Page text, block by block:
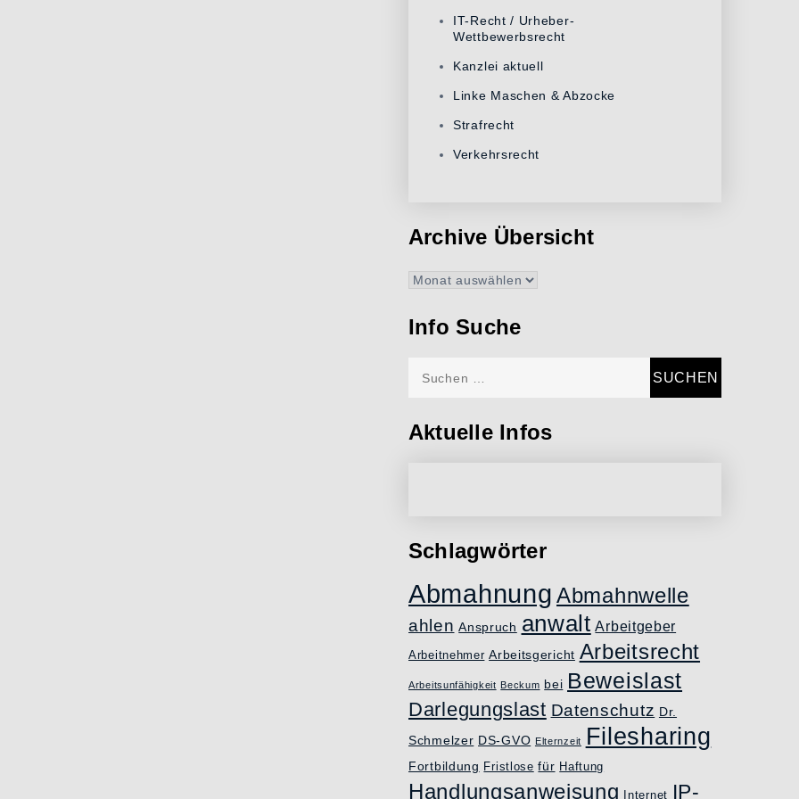
IT-Recht / Urheber-
Wettbewerbsrecht
Kanzlei aktuell
Linke Maschen & Abzocke
Strafrecht
Verkehrsrecht
Archive Übersicht
Archive
Info Suche
Aktuelle Infos
Schlagwörter
Abmahnung Abmahnwelle
ahlen Anspruch anwalt Arbeitgeber
Arbeitnehmer Arbeitsgericht Arbeitsrecht
Arbeitsunfähigkeit Beckum bei Beweislast
Darlegungslast Datenschutz Dr.
Schmelzer DS-GVO Elternzeit Filesharing
Fortbildung Fristlose für Haftung
Handlungsanweisung Internet IP-